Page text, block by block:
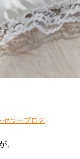
セラーブログ
、